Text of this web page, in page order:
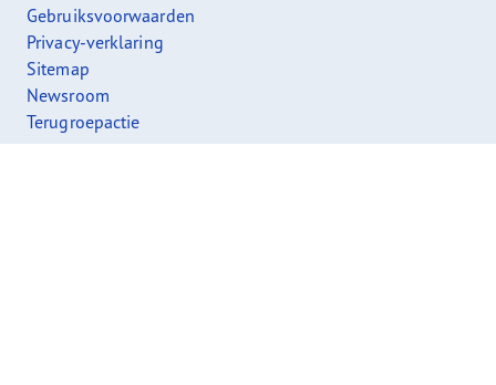
Gebruiksvoorwaarden
Privacy-verklaring
Sitemap
Newsroom
Terugroepactie